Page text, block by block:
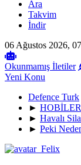
Ara
Takvim
İndir
06 Ağustos 2026,
Okunmamış İletiler
Yeni Konu
Defence Turk
►
► Havalı
► Peki